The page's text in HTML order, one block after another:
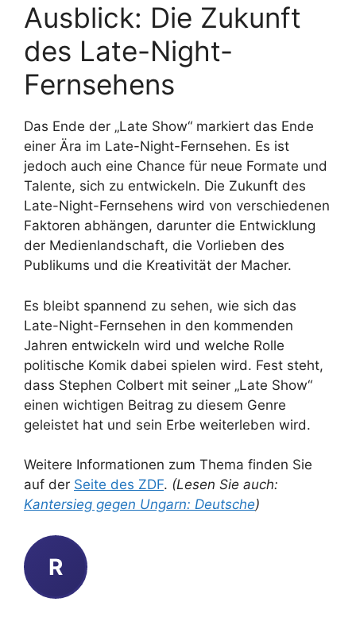
Ausblick: Die Zukunft
des Late-Night-
Fernsehens
Das Ende der „Late Show“ markiert das Ende
einer Ära im Late-Night-Fernsehen. Es ist
jedoch auch eine Chance für neue Formate und
Talente, sich zu entwickeln. Die Zukunft des
Late-Night-Fernsehens wird von verschiedenen
Faktoren abhängen, darunter die Entwicklung
der Medienlandschaft, die Vorlieben des
Publikums und die Kreativität der Macher.
Es bleibt spannend zu sehen, wie sich das
Late-Night-Fernsehen in den kommenden
Jahren entwickeln wird und welche Rolle
politische Komik dabei spielen wird. Fest steht,
dass Stephen Colbert mit seiner „Late Show“
einen wichtigen Beitrag zu diesem Genre
geleistet hat und sein Erbe weiterleben wird.
Weitere Informationen zum Thema finden Sie
auf der Seite des ZDF. (Lesen Sie auch:
Kantersieg gegen Ungarn: Deutsche)
R